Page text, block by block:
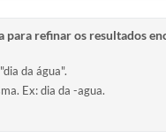
para refinar os resultados
da água".
Ex: dia da -agua.